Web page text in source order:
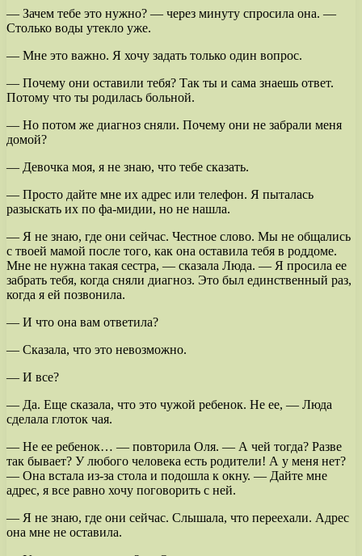
— Зачем тебе это нужно? — через минуту спросила она. —
Столько воды утекло уже.
— Мне это важно. Я хочу задать только один вопрос.
— Почему они оставили тебя? Так ты и сама знаешь ответ.
Потому что ты родилась больной.
— Но потом же диагноз сняли. Почему они не забрали меня
домой?
— Девочка моя, я не знаю, что тебе сказать.
— Просто дайте мне их адрес или телефон. Я пыталась
разыскать их по фа-мидии, но не нашла.
— Я не знаю, где они сейчас. Честное слово. Мы не общались
с твоей мамой после того, как она оставила тебя в роддоме.
Мне не нужна такая сестра, — сказала Люда. — Я просила ее
забрать тебя, когда сняли диагноз. Это был единственный раз,
когда я ей позвонила.
— И что она вам ответила?
— Сказала, что это невозможно.
— И все?
— Да. Еще сказала, что это чужой ребенок. Не ее, — Люда
сделала глоток чая.
— Не ее ребенок… — повторила Оля. — А чей тогда? Разве
так бывает? У любого человека есть родители! А у меня нет?
— Она встала из-за стола и подошла к окну. — Дайте мне
адрес, я все равно хочу поговорить с ней.
— Я не знаю, где они сейчас. Слышала, что переехали. Адрес
она мне не оставила.